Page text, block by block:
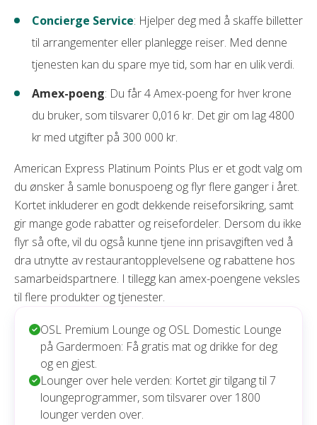
Concierge Service: Hjelper deg med å skaffe billetter
til arrangementer eller planlegge reiser. Med denne
tjenesten kan du spare mye tid, som har en ulik verdi.
Amex-poeng: Du får 4 Amex-poeng for hver krone
du bruker, som tilsvarer 0,016 kr. Det gir om lag 4800
kr med utgifter på 300 000 kr.
American Express Platinum Points Plus er et godt valg om
du ønsker å samle bonuspoeng og flyr flere ganger i året.
Kortet inkluderer en godt dekkende reiseforsikring, samt
gir mange gode rabatter og reisefordeler. Dersom du ikke
flyr så ofte, vil du også kunne tjene inn prisavgiften ved å
dra utnytte av restaurantopplevelsene og rabattene hos
samarbeidspartnere. I tillegg kan amex-poengene veksles
til flere produkter og tjenester.
OSL Premium Lounge og OSL Domestic Lounge
på Gardermoen: Få gratis mat og drikke for deg
og en gjest.
Lounger over hele verden: Kortet gir tilgang til 7
loungeprogrammer, som tilsvarer over 1800
lounger verden over.